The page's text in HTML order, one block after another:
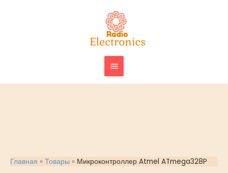
ГЛАВНОЕ
МЕНЮ
Главная Товары Микроконтроллер Atmel ATmega328P